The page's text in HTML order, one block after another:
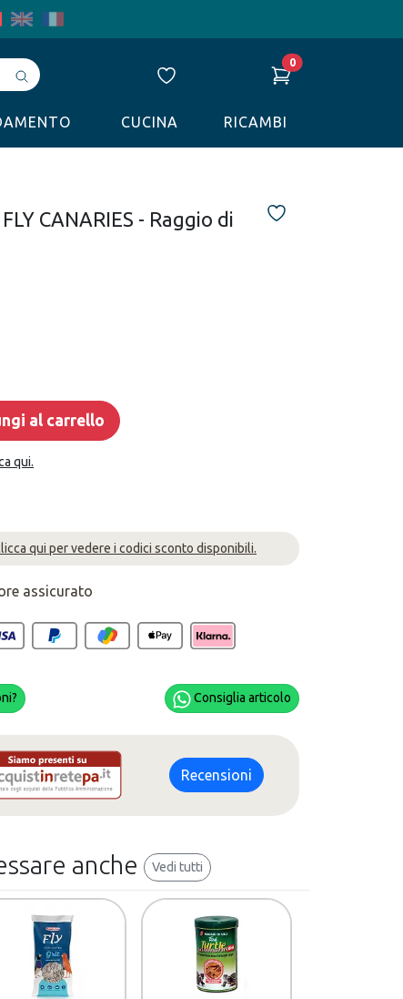
Avvia
ricerca
0
CUCINA RICAMBI
CANARIES - Raggio di
al carrello
qui.
qui per vedere i codici sconto disponibili.
assicurato
Consiglia articolo
Recensioni
anche Vedi tutti